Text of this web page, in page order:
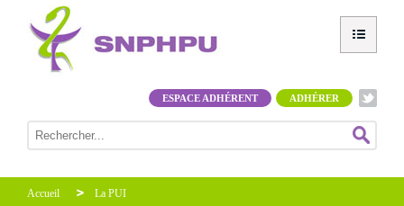
ADHÉRER
ESPACE ADHÉRENT
Accueil La PUI